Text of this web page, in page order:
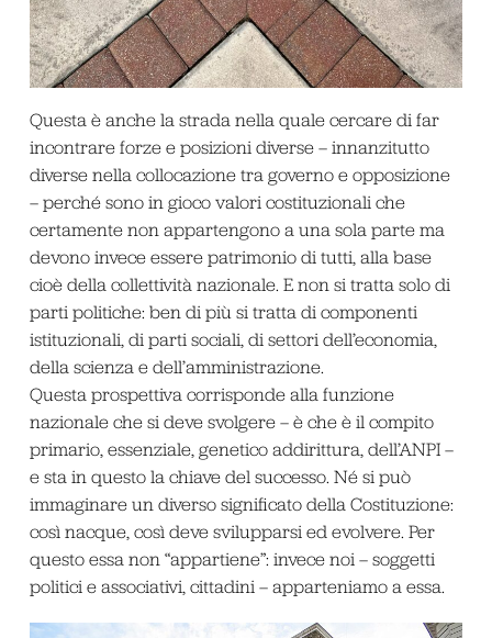
Questa è anche la strada nella quale cercare di far
incontrare forze e posizioni diverse – innanzitutto
diverse nella collocazione tra governo e opposizione
– perché sono in gioco valori costituzionali che
certamente non appartengono a una sola parte ma
devono invece essere patrimonio di tutti, alla base
cioè della collettività nazionale. E non si tratta solo di
parti politiche: ben di più si tratta di componenti
istituzionali, di parti sociali, di settori dell’economia,
della scienza e dell’amministrazione.
Questa prospettiva corrisponde alla funzione
nazionale che si deve svolgere – è che è il compito
primario, essenziale, genetico addirittura, dell’ANPI –
e sta in questo la chiave del successo. Né si può
immaginare un diverso significato della Costituzione:
così nacque, così deve svilupparsi ed evolvere. Per
questo essa non “appartiene”: invece noi – soggetti
politici e associativi, cittadini – apparteniamo a essa.